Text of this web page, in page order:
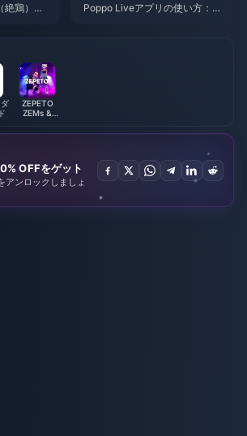
鶏）
Poppo Liveアプリの使い方：完
ZEPETO
ZEMs &
OFFをゲット
アンロックしましょ